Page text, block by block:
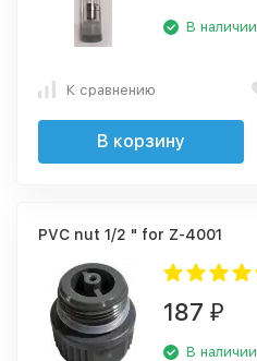
В наличии
К сравнению
В корзину
PVC nut 1/2 " for Z-4001
187 ₽
В наличии